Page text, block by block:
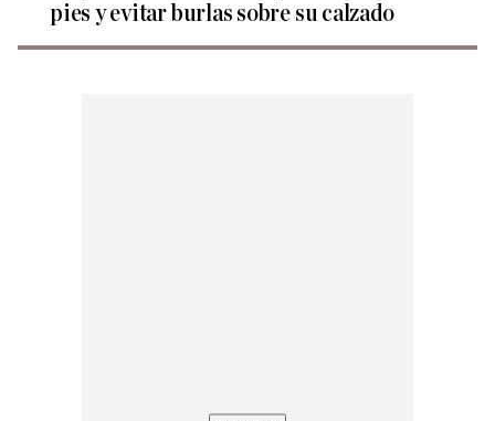
pies y evitar burlas sobre su calzado